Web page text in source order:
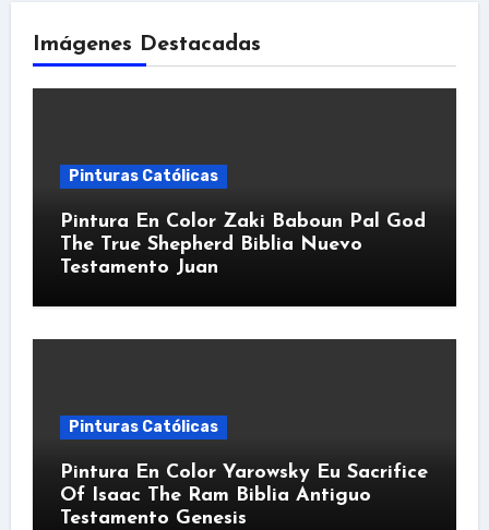
Imágenes Destacadas
Pinturas Católicas
Pintura En Color Zaki Baboun Pal God
The True Shepherd Biblia Nuevo
Testamento Juan
Pinturas Católicas
Pintura En Color Yarowsky Eu Sacrifice
Of Isaac The Ram Biblia Antiguo
Testamento Genesis